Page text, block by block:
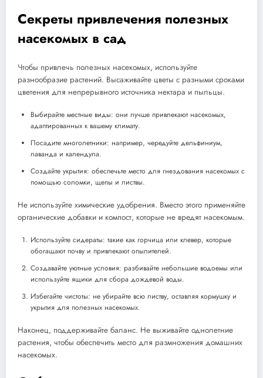
Секреты привлечения полезных
насекомых в сад
Чтобы привлечь полезных насекомых, используйте
разнообразие растений. Высаживайте цветы с разными сроками
цветения для непрерывного источника нектара и пыльцы.
Выбирайте местные виды: они лучше привлекают насекомых,
адаптированных к вашему климату.
Посадите многолетники: например, чередуйте дельфиниум,
лаванда и календула.
Создайте укрытия: обеспечьте место для гнездования насекомых с
помощью соломки, щепы и листвы.
Не используйте химические удобрения. Вместо этого применяйте
органические добавки и компост, которые не вредят насекомым.
Используйте сидераты: такие как горчица или клевер, которые
обогащают почву и привлекают опылителей.
Создавайте уютные условия: разбивайте небольшие водоемы или
используйте ящики для сбора дождевой воды.
Избегайте чистоты: не убирайте всю листву, оставляя кормушку и
укрытия для полезных насекомых.
Наконец, поддерживайте баланс. Не выживайте однолетние
растения, чтобы обеспечить место для размножения домашних
насекомых.